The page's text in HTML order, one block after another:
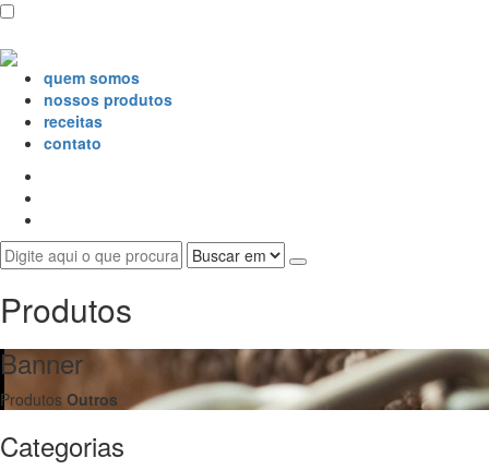
quem somos
nossos produtos
receitas
contato
Produtos
Banner
Produtos Outros
Categorias